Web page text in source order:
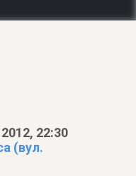
22:30
(вул.